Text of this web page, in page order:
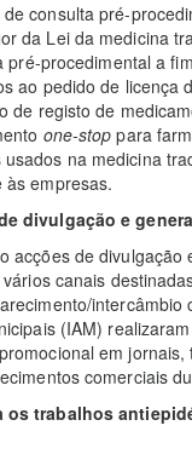
consulta pré-
da Lei da medicina
pré-procedimental a
ao pedido de
de registo de
one-stop para
na medicina
às empresas.
divulgação e
acções de
canais
(IAM)
em jornais,
comerciais
trabalhos